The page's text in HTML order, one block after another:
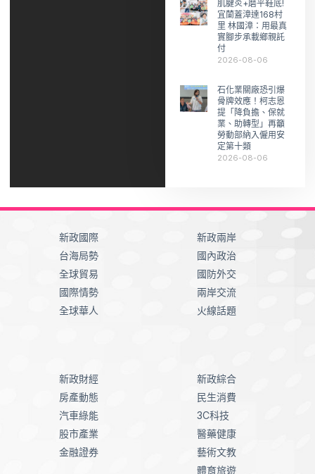
肌腱炎+磨平鞋底!
宜蘭蓋漳達168村
里 林國漳：用最真
實腳步承載鄉親託
付
2026-08-06
石化業關廠恐引爆
骨牌效應！柯志恩
提「降負擔、保就
業、助轉型」再籲
勞動部納入僱用安
定第十類
2026-08-06
新政國際
台海局勢
全球貿易
國際情勢
全球華人
新政兩岸
國內政治
國防外交
兩岸交流
火線話題
新政財經
房產動態
汽車綠能
股市產業
金融證券
新政綜合
民生消費
3C科技
醫藥健康
藝術文教
體育旅遊